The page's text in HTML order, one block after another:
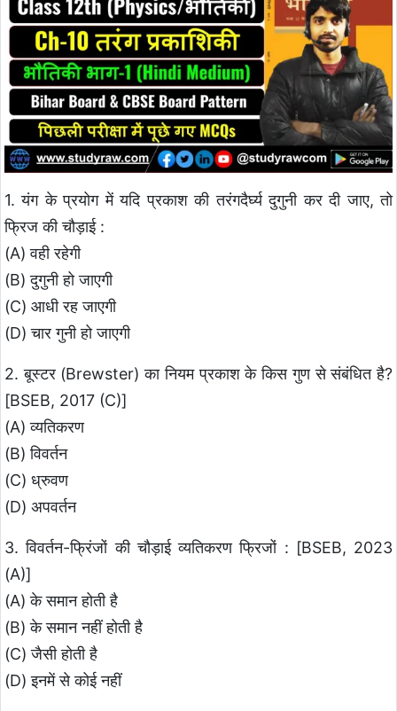
1. यंग के प्रयोग में यदि प्रकाश की तरंगदैर्घ्य दुगुनी कर दी जाए, तो
फ्रिज की चौड़ाई :
(A) वही रहेगी
(B) दुगुनी हो जाएगी
(C) आधी रह जाएगी
(D) चार गुनी हो जाएगी
2. बूस्टर (Brewster) का नियम प्रकाश के किस गुण से संबंधित है?
[BSEB, 2017 (C)]
(A) व्यतिकरण
(B) विवर्तन
(C) ध्रुवण
(D) अपवर्तन
3. विवर्तन-फ्रिंजों की चौड़ाई व्यतिकरण फ्रिजों : [BSEB, 2023
(A)]
(A) के समान होती है
(B) के समान नहीं होती है
(C) जैसी होती है
(D) इनमें से कोई नहीं